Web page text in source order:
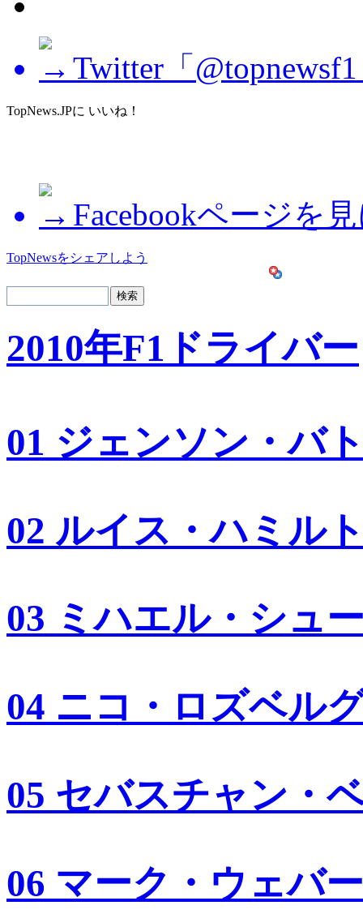
Twitter「
TopNews.JPに いいね！
Facebookページを
TopNewsをシェアしよう
2010年F1ドライバー
01 ジェンソン・バ
02 ルイス・ハミル
03 ミハエル・シュ
04 ニコ・ロズベル
05 セバスチャン・
06 マーク・ウェバー